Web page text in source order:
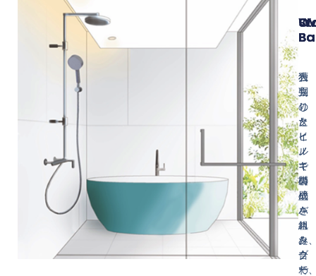
大
判
の
タ
イ
ル
で
構
成
さ
れ
た
ク
ー
独
立
し
た
ヒ
ノ
キ
製
の
バ
ス
タ
ブ
で
石
張
り
と
ヒ
ノ
キ
の
壁
を
組
み
合
わ